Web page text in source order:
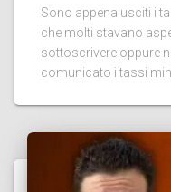
Sono appena usciti i
che molti stavano
sottoscrivere oppure
comunicato i tassi